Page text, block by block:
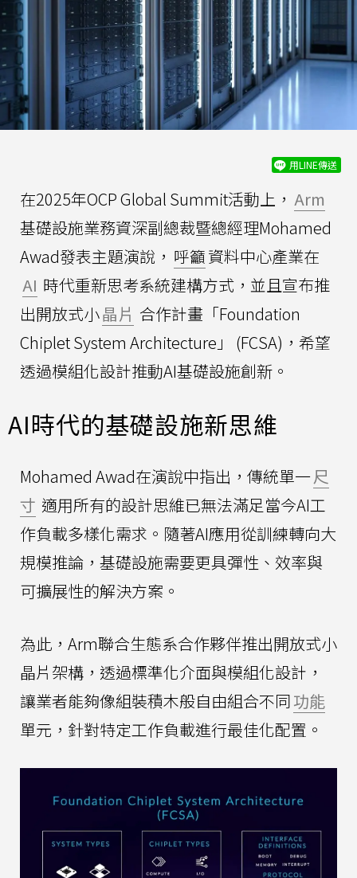
用LINE傳送
在2025年OCP Global Summit活動上， Arm
基礎設施業務資深副總裁暨總經理Mohamed
Awad發表主題演說， 呼籲資料中心產業在
AI 時代重新思考系統建構方式，並且宣布推
出開放式小晶片 合作計畫「Foundation
Chiplet System Architecture」 (FCSA)，希望
透過模組化設計推動AI基礎設施創新。
AI時代的基礎設施新思維
Mohamed Awad在演說中指出，傳統單一尺
寸 適用所有的設計思維已無法滿足當今AI工
作負載多樣化需求。隨著AI應用從訓練轉向大
規模推論，基礎設施需要更具彈性、效率與
可擴展性的解決方案。
為此，Arm聯合生態系合作夥伴推出開放式小
晶片架構，透過標準化介面與模組化設計，
讓業者能夠像組裝積木般自由組合不同功能
單元，針對特定工作負載進行最佳化配置。